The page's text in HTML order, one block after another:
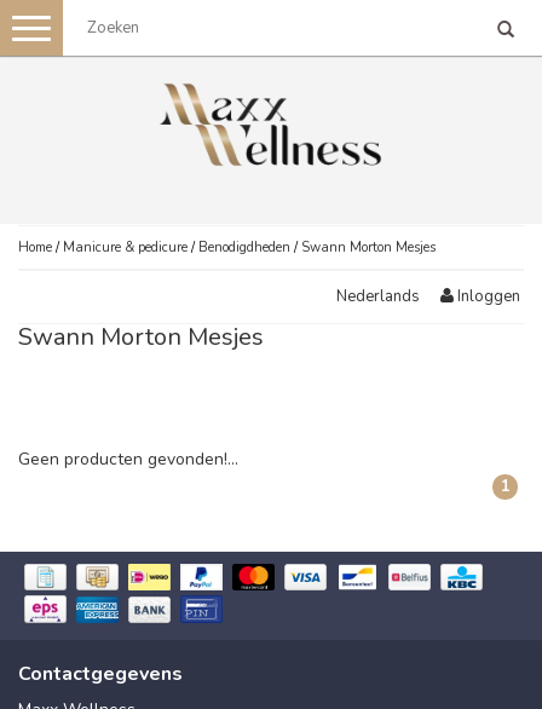
Toggle
navigation
Home / Manicure & pedicure / Benodigdheden / Swann Morton Mesjes
Nederlands Inloggen
Swann Morton Mesjes
Geen producten gevonden!...
1
Contactgegevens